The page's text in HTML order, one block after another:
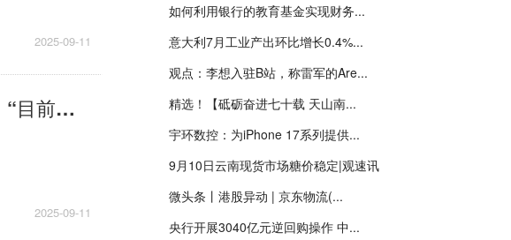
2025-09-11
【热闻】王腾入职京东小米采销岗？京东回应：“目前没有相关安排和计划”
2025-09-11
如何利用银行的教育基金实现财务...
意大利7月工业产出环比增长0.4%...
观点：李想入驻B站，称雷军的Are...
精选！【砥砺奋进七十载 天山南...
宇环数控：为iPhone 17系列提供...
9月10日云南现货市场糖价稳定|观速讯
微头条丨港股异动 | 京东物流(...
央行开展3040亿元逆回购操作 中...